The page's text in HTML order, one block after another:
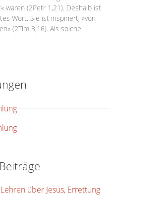
waren (2Petr 1,21). Deshalb ist
Wort. Sie ist inspiriert, »von
(2Tim 3,16). Als solche
über Jesus, Errettung